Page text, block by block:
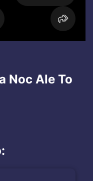
Noc Ale To